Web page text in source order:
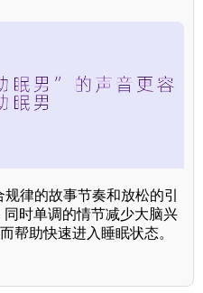
律的故事节奏和放松的引
时单调的情节减少大脑兴
帮助快速进入睡眠状态。